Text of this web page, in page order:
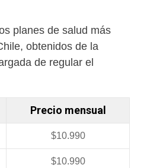
planes de salud más
obtenidos de la
de regular el
Precio mensual
$10.990
$10.990